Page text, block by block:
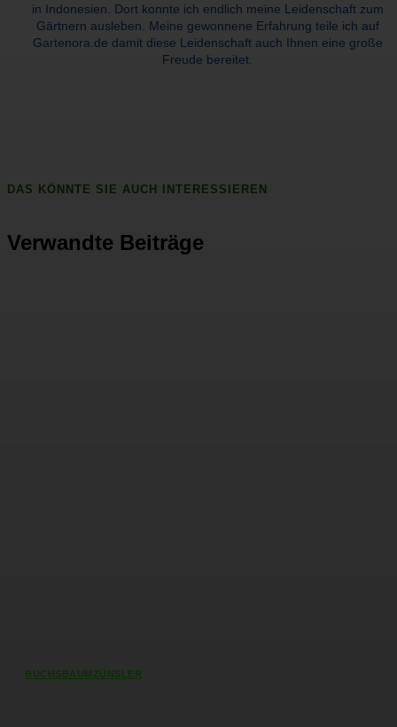
in Indonesien. Dort konnte ich endlich meine Leidenschaft zum
Gärtnern ausleben. Meine gewonnene Erfahrung teile ich auf
Gartenora.de damit diese Leidenschaft auch Ihnen eine große
Freude bereitet.
DAS KÖNNTE SIE AUCH INTERESSIEREN
Verwandte Beiträge
BUCHSBAUMZÜNSLER